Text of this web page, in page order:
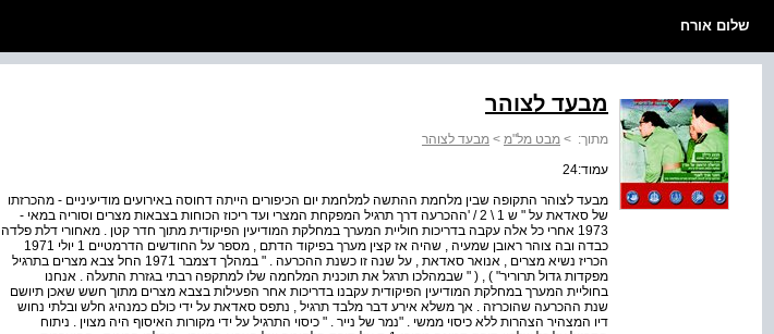
שלום אורח
מבעד לצוהר
מתוך: > מבט מל"מ > מבעד לצוהר
עמוד:24
מבעד לצוהר התקופה שבין מלחמת ההתשה למלחמת יום הכיפורים הייתה דחוסה באירועים מודיעיניים - מהכרזתו
של סאדאת על " ש 1 \ 2 / 'ההכרעה דרך תרגיל המפקחת המצרי ועד ריכוז הכוחות בצבאות מצרים וסוריה במאי -
1973 אחרי כל אלה עקבה בדריכות חוליית המערך במחלקת המודיעין הפיקודית מתוך חדר קטן . מאחורי דלת פלדה
כבדה ובה צוהר ראובן שמעיה , שהיה אז קצין מערך בפיקוד הדתם , מספר על החודשים הדרמטיים 1 יולי 1971
הכריז נשיא מצרים , אנואר סאדאת , על שנה זו כשנת ההכרעה . " במהלך דצמבר 1971 החל צבא מצרים בתרגיל
מפקדות גדול תרוריר" ) , ( " שבמהלכו תרגל את תוכנית המלחמה שלו למתקפה רבתי בגזרת התעלה . אנחנו
בחוליית המערך במחלקת המודיעין הפיקודית עקבנו בדריכות אחר הפעילות בצבא מצרים מתוך חשש שאכן תיושם
שנת ההכרעה שהוכרזה . אך משלא אירע דבר מלבד תרגיל , נתפס סאדאת על ידי כולם כמנהיג חלש ובלתי נחוש
דיו המצהיר הצהרות ללא כיסוי ממשי . "נמר של נייר . " כיסוי התרגיל על ידי מקורות האיסוף היה מצוין . ניתוח